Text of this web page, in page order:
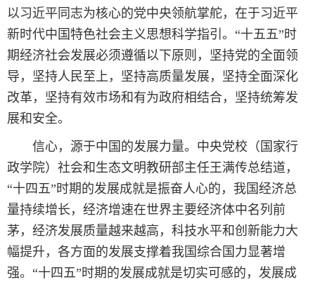
以习近平同志为核心的党中央领航掌舵，在于习近平
新时代中国特色社会主义思想科学指引。“十五五”时
期经济社会发展必须遵循以下原则，坚持党的全面领
导，坚持人民至上，坚持高质量发展，坚持全面深化
改革，坚持有效市场和有为政府相结合，坚持统筹发
展和安全。
信心，源于中国的发展力量。中央党校（国家行
政学院）社会和生态文明教研部主任王满传总结道，
“十四五”时期的发展成就是振奋人心的，我国经济总
量持续增长，经济增速在世界主要经济体中名列前
茅，经济发展质量越来越高，科技水平和创新能力大
幅提升，各方面的发展支撑着我国综合国力显著增
强。“十四五”时期的发展成就是切实可感的，发展成